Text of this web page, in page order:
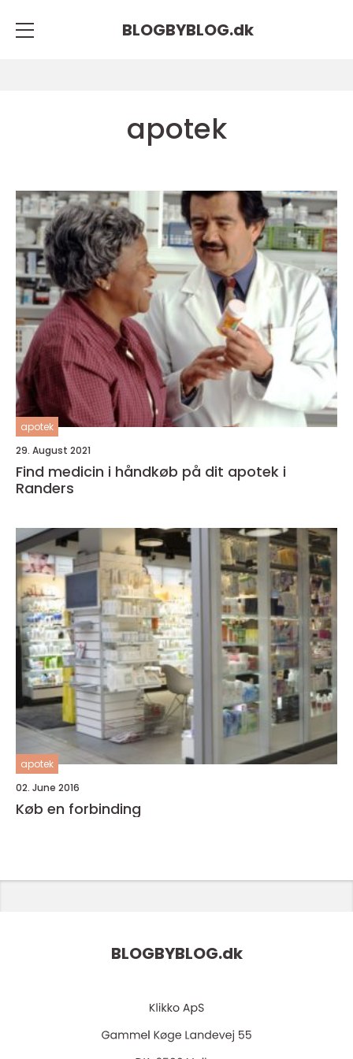
BLOGBYBLOG.dk
apotek
apotek
29. August 2021
Find medicin i håndkøb på dit apotek i
Randers
apotek
02. June 2016
Køb en forbinding
BLOGBYBLOG.dk